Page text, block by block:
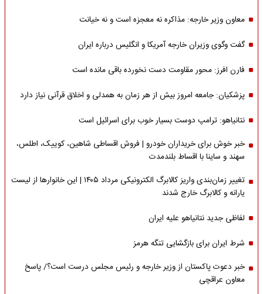
معاون وزیر خارجه: مذاکره نه معجزه است و نه خیانت
گفت وگوی وزیران خارجه آمریکا و انگلیس درباره ایران
فارن افرز: محور مقاومت دست نخورده باقی مانده است
پزشکیان: جامعه امروز بیش از هر زمان به همدلی و اخلاق قرآنی نیاز دارد
نتانیاهو: ترامپ دوست بسیار خوب برای اسرائیل است
خبر خوش برای خریداران خودرو | فروش اقساطی شاهین، کوییک، اطلس،
سهند و ساینا با اقساط بلندمدت
تغییر زمان‌بندی واریز کالابرگ الکترونیکی مرداد ۱۴۰۵ | این خانوارها از لیست
یارانه و کالابرگ خارج شدند
لفاظی جدید نتانیاهو علیه ایران
شرط ایران برای بازگشایی تنگه هرمز
خبر دعوت پاکستان از وزیر خارجه و رئیس مجلس درست است؟/ پاسخ
معاون عراقچی